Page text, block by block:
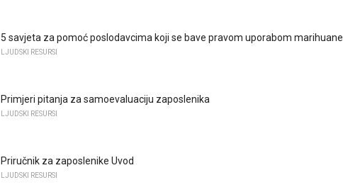
5 savjeta za pomoć poslodavcima koji se bave pravom uporabom marihuane
LJUDSKI RESURSI
Primjeri pitanja za samoevaluaciju zaposlenika
LJUDSKI RESURSI
Priručnik za zaposlenike Uvod
LJUDSKI RESURSI